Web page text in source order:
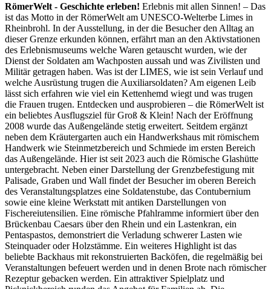
RömerWelt - Geschichte erleben! Erlebnis mit allen Sinnen! – Das
ist das Motto in der RömerWelt am UNESCO-Welterbe Limes in
Rheinbrohl. In der Ausstellung, in der die Besucher den Alltag an
dieser Grenze erkunden können, erfährt man an den Aktivstationen
des Erlebnismuseums welche Waren getauscht wurden, wie der
Dienst der Soldaten am Wachposten aussah und was Zivilisten und
Militär getragen haben. Was ist der LIMES, wie ist sein Verlauf und
welche Ausrüstung trugen die Auxiliarsoldaten? Am eigenen Leib
lässt sich erfahren wie viel ein Kettenhemd wiegt und was trugen
die Frauen trugen. Entdecken und ausprobieren – die RömerWelt ist
ein beliebtes Ausflugsziel für Groß & Klein! Nach der Eröffnung
2008 wurde das Außengelände stetig erweitert. Seitdem ergänzt
neben dem Kräutergarten auch ein Handwerkshaus mit römischem
Handwerk wie Steinmetzbereich und Schmiede im ersten Bereich
das Außengelände. Hier ist seit 2023 auch die Römische Glashütte
untergebracht. Neben einer Darstellung der Grenzbefestigung mit
Palisade, Graben und Wall findet der Besucher im oberen Bereich
des Veranstaltungsplatzes eine Soldatenstube, das Contubernium
sowie eine kleine Werkstatt mit antiken Darstellungen von
Fischereiutensilien. Eine römische Pfahlramme informiert über den
Brückenbau Caesars über den Rhein und ein Lastenkran, ein
Pentaspastos, demonstriert die Verladung schwerer Lasten wie
Steinquader oder Holzstämme. Ein weiteres Highlight ist das
beliebte Backhaus mit rekonstruierten Backöfen, die regelmäßig bei
Veranstaltungen befeuert werden und in denen Brote nach römischer
Rezeptur gebacken werden. Ein attraktiver Spielplatz und